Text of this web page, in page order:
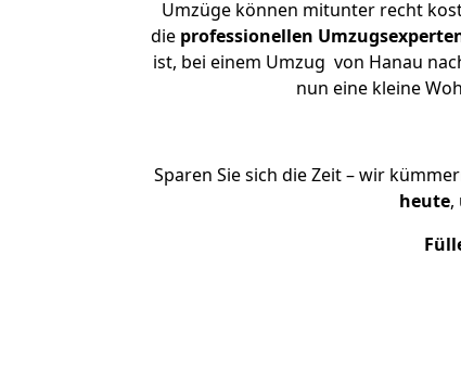
Umzüge können mitunter recht
die professionellen
ist, bei einem Umzug von Hanau
nun eine kleine
Sparen Sie sich die Zeit – wir
heute,